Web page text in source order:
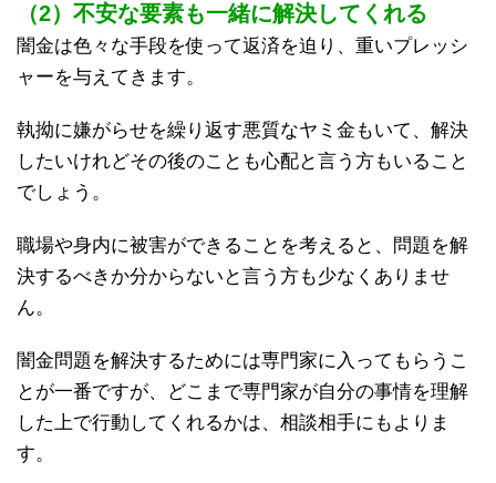
（2）不安な要素も一緒に解決してくれる
闇金は色々な手段を使って返済を迫り、重いプレッシ
ャーを与えてきます。
執拗に嫌がらせを繰り返す悪質なヤミ金もいて、解決
したいけれどその後のことも心配と言う方もいること
でしょう。
職場や身内に被害ができることを考えると、問題を解
決するべきか分からないと言う方も少なくありませ
ん。
闇金問題を解決するためには専門家に入ってもらうこ
とが一番ですが、どこまで専門家が自分の事情を理解
した上で行動してくれるかは、相談相手にもよりま
す。